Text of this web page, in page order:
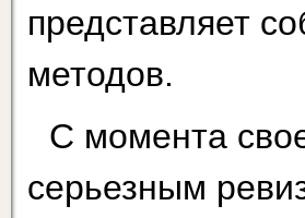
представляет
методов.
С момента
серьезным